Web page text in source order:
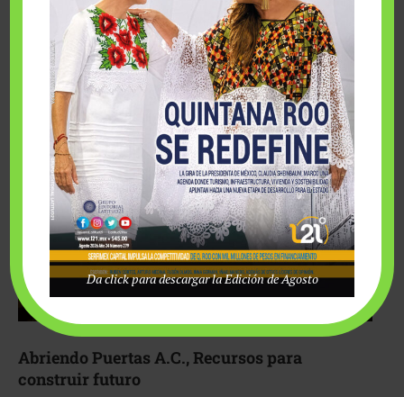
Fairmont Mayakoba y Make-A-Wish México unieron
esfuerzos para hacer realidad el deseo de una …
Abriendo Puertas A.C., Recursos para
construir futuro
Da click para descargar la Edición de Agosto